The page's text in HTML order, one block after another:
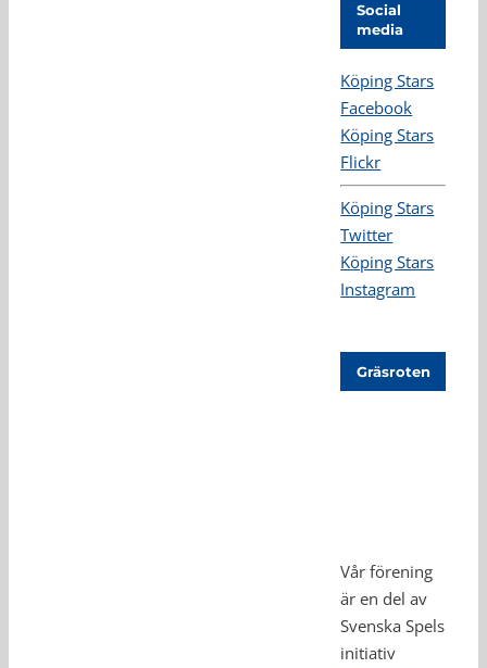
Social
media
Köping Stars
Facebook
Köping Stars
Flickr
Köping Stars
Twitter
Köping Stars
Instagram
Gräsroten
Vår förening
är en del av
Svenska Spels
initiativ